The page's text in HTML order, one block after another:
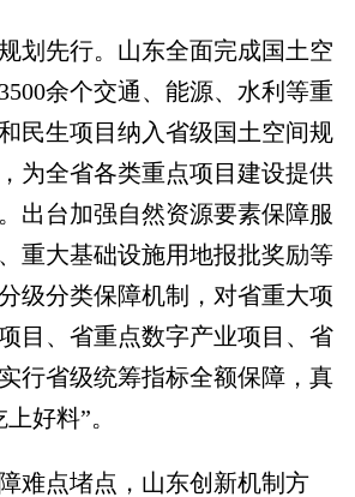
先行。山东全面完成国土空
余个交通、能源、水利等重
民生项目纳入省级国土空间规
为全省各类重点项目建设提供
出台加强自然资源要素保障服
重大基础设施用地报批奖励等
级分类保障机制，对省重大项
目、省重点数字产业项目、省
行省级统筹指标全额保障，真
好料”。
点堵点，山东创新机制方